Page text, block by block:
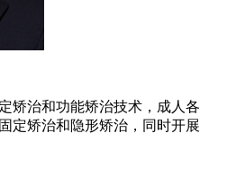
矫治和功能矫治技术，成人各
定矫治和隐形矫治，同时开展